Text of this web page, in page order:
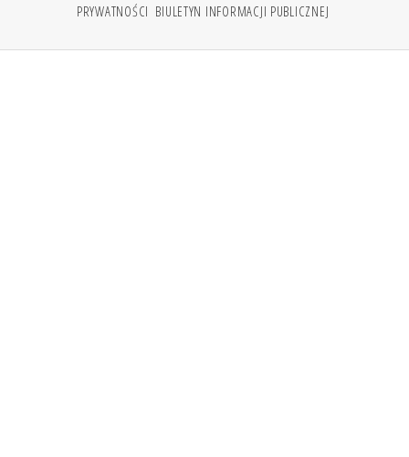
PRYWATNOŚCI BIULETYN INFORMACJI PUBLICZNEJ